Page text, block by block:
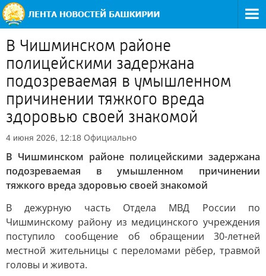
В Чишминском районе
полицейскими задержана
подозреваемая в умышленном
причинении тяжкого вреда
здоровью своей знакомой
4 июня 2026, 12:18 Официально
В Чишминском районе полицейскими задержана
подозреваемая в умышленном причинении
тяжкого вреда здоровью своей знакомой
В дежурную часть Отдела МВД России по
Чишминскому району из медицинского учреждения
поступило сообщение об обращении 30-летней
местной жительницы с переломами рёбер, травмой
головы и живота.